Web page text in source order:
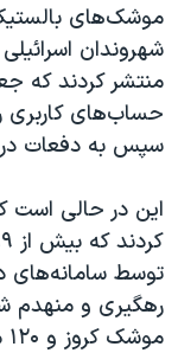
نرگس محمدی
همایش
صفحه‌های ویژه
سفر پرزیدنت
موشک‌های
شهروندان
منتشر کردند که
حساب‌های کاربری
سپس به دفعات
این در حالی است
توسط سامانه‌های